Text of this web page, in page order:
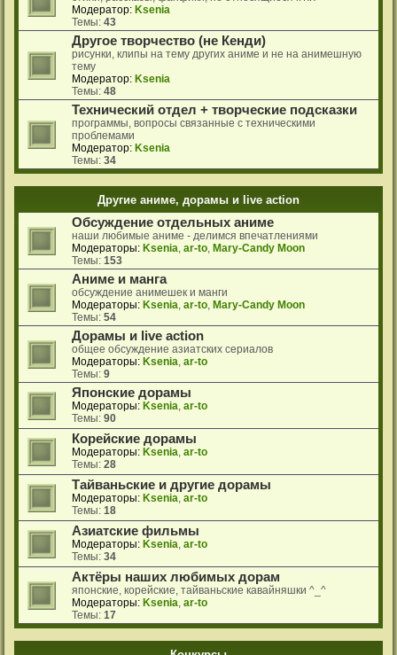
Модератор: Ksenia
Темы: 43
Другое творчество (не Кенди)
рисунки, клипы на тему других аниме и не на анимешную
тему
Модератор: Ksenia
Темы: 48
Технический отдел + творческие подсказки
программы, вопросы связанные с техническими
проблемами
Модератор: Ksenia
Темы: 34
Другие аниме, дорамы и live action
Обсуждение отдельных аниме
наши любимые аниме - делимся впечатлениями
Модераторы: Ksenia, ar-to, Mary-Candy Moon
Темы: 153
Аниме и манга
обсуждение анимешек и манги
Модераторы: Ksenia, ar-to, Mary-Candy Moon
Темы: 54
Дорамы и live action
общее обсуждение азиатских сериалов
Модераторы: Ksenia, ar-to
Темы: 9
Японские дорамы
Модераторы: Ksenia, ar-to
Темы: 90
Корейские дорамы
Модераторы: Ksenia, ar-to
Темы: 28
Тайваньские и другие дорамы
Модераторы: Ksenia, ar-to
Темы: 18
Азиатские фильмы
Модераторы: Ksenia, ar-to
Темы: 34
Актёры наших любимых дорам
японские, корейские, тайваньские кавайняшки ^_^
Модераторы: Ksenia, ar-to
Темы: 17